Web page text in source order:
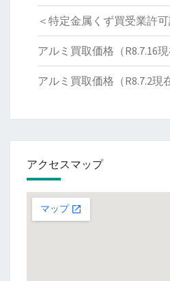
＜特定金属くず買受業許
アルミ買取価格（R8.7.16現
アルミ買取価格（R8.7.2現
アクセスマップ